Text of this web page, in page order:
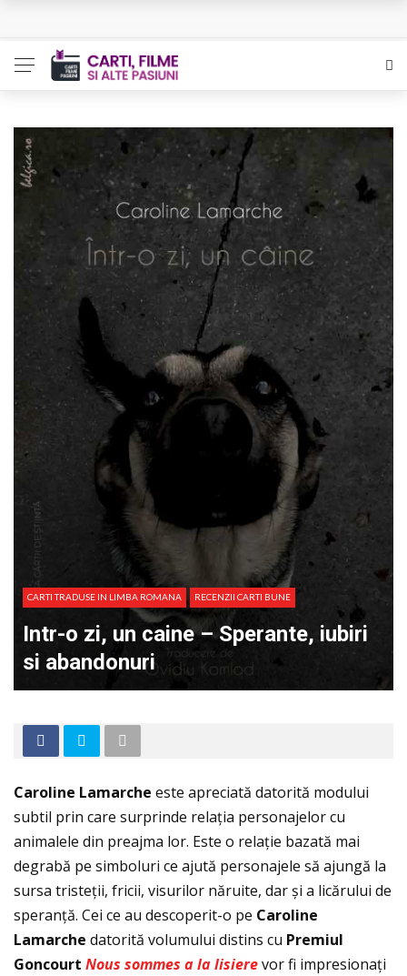
The Man Who Sold Air in the Holy Land – Generatia care
Queer – Un Burroughs sentimental
Bolla – O iubire interzisa din Pristina
Luati-ma drept un vis. Povestiri in K. minor – Dor de Kafka
CARTI TRADUSE IN LIMBA ROMANA RECENZII CARTI BUNE
Intr-o zi, un caine – Sperante, iubiri
si abandonuri
Caroline Lamarche este apreciată datorită modului
subtil prin care surprinde relaţia personajelor cu
animalele din preajma lor. Este o relaţie bazată mai
degrabă pe simboluri ce ajută personajele să ajungă la
sursa tristeţii, fricii, visurilor năruite, dar și a licărului de
speranţă. Cei ce au descoperit-o pe Caroline
Lamarche datorită volumului distins cu Premiul
Goncourt Nous sommes a la lisierevor fi impresionaţi